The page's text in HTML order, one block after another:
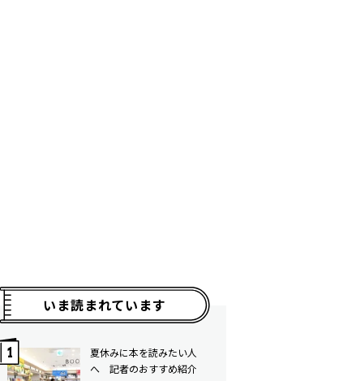
いま読まれています
夏休みに本を読みたい人
へ 記者のおすすめ紹介